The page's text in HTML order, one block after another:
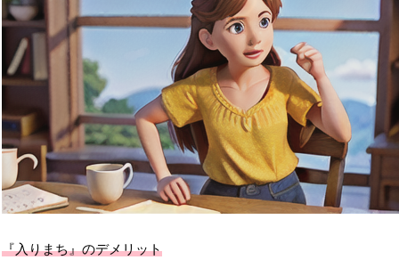
『入りまち』のデメリット